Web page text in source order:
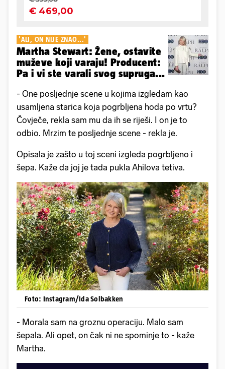
'ALI, ON NIJE ZNAO...'
Martha Stewart: Žene, ostavite
muževe koji varaju! Producent:
Pa i vi ste varali svog supruga...
- One posljednje scene u kojima izgledam kao
usamljena starica koja pogrbljena hoda po vrtu?
Čovječe, rekla sam mu da ih se riješi. I on je to
odbio. Mrzim te posljednje scene - rekla je.
Opisala je zašto u toj sceni izgleda pogrbljeno i
šepa. Kaže da joj je tada pukla Ahilova tetiva.
Foto: Instagram/Ida Solbakken
- Morala sam na groznu operaciju. Malo sam
šepala. Ali opet, on čak ni ne spominje to - kaže
Martha.